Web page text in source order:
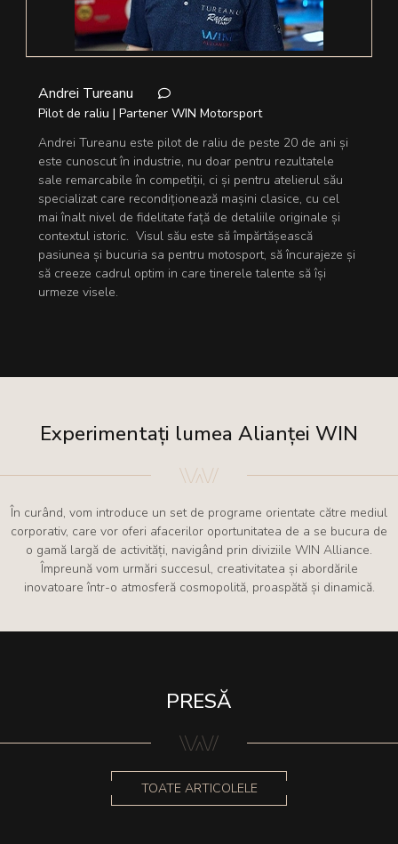
Andrei Tureanu
Pilot de raliu | Partener WIN Motorsport
Andrei Tureanu este pilot de raliu de peste 20 de ani și
este cunoscut în industrie, nu doar pentru rezultatele
sale remarcabile în competiții, ci și pentru atelierul său
specializat care recondiționează mașini clasice, cu cel
mai înalt nivel de fidelitate față de detaliile originale și
contextul istoric. Visul său este să împărtășească
pasiunea și bucuria sa pentru motosport, să încurajeze și
să creeze cadrul optim in care tinerele talente să își
urmeze visele.
Experimentați lumea Alianței WIN
În curând, vom introduce un set de programe orientate către mediul
corporativ, care vor oferi afacerilor oportunitatea de a se bucura de
o gamă largă de activități, navigând prin diviziile WIN Alliance.
Împreună vom urmări succesul, creativitatea și abordările
inovatoare într-o atmosferă cosmopolită, proaspătă și dinamică.
PRESĂ
TOATE ARTICOLELE